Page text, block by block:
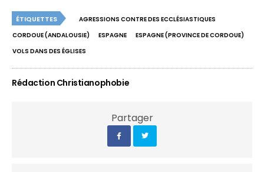
ÉTIQUETTES
AGRESSIONS CONTRE DES ECCLÉSIASTIQUES
CORDOUE (ANDALOUSIE)
ESPAGNE
ESPAGNE (PROVINCE DE CORDOUE)
VOLS DANS DES ÉGLISES
Rédaction Christianophobie
Partager